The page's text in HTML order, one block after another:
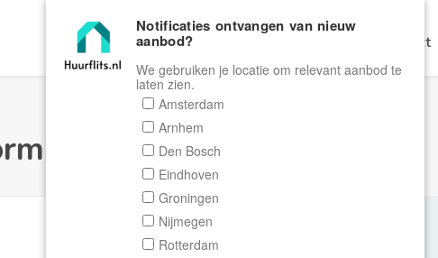
Home Zoeken Contact
Huurflits
Notificaties ontvangen van nieuw
aanbod?
We gebruiken je locatie om relevant aanbod te
laten zien.
Amsterdam
Arnhem
Den Bosch
Eindhoven
Groningen
Nijmegen
Rotterdam